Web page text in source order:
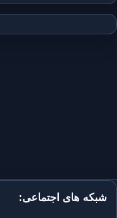
شبکه های اجتماعی: